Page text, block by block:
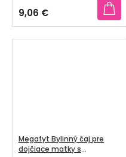
9,06 €
Megafyt Bylinný čaj pre
dojčiace matky s